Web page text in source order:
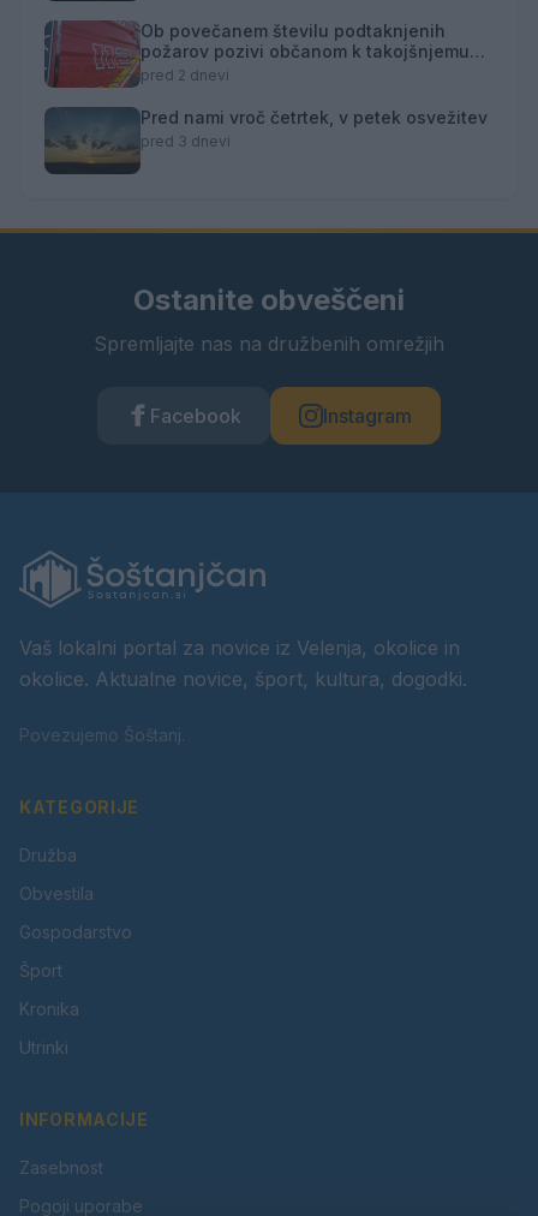
Ob povečanem številu podtaknjenih
požarov pozivi občanom k takojšnjemu
obveščanju policije
pred 2 dnevi
Pred nami vroč četrtek, v petek osvežitev
pred 3 dnevi
Ostanite obveščeni
Spremljajte nas na družbenih omrežjih
Facebook Instagram
Vaš lokalni portal za novice iz Velenja, okolice in
okolice. Aktualne novice, šport, kultura, dogodki.
Povezujemo Šoštanj.
KATEGORIJE
Družba
Obvestila
Gospodarstvo
Šport
Kronika
Utrinki
INFORMACIJE
Zasebnost
Pogoji uporabe